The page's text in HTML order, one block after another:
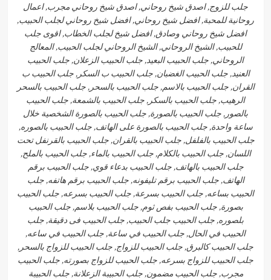
جلب للزوج, اصدق شيخ روحاني, اصدق شيخ روحاني مجرب, اعمال
روحانية للمحبة, افضل شيخ روحاني, افضل شيخ روحاني لجلب الحبيب,
افضل شيخ روحاني وصادق, افضل شيخ لجلب الخطاب, اقوى جلب
للحبيب, الشيخ الروحاني, الشيخ الروحاني لجلب الحبيب, المعالج
الروحاني, جلب الحبيب البعيد, جلب الحبيب الزعلان, جلب الحبيب
العنيد, جلب الحبيب الغضبان, جلب الحبيب ب السكر, جلب الحبيب ب
القران, جلب الحبيب بالاسم, جلب الحبيب بالسحر, جلب الحبيب بالسحر
الرهيب, جلب الحبيب بالسكر, جلب الحبيب بالشمعة, جلب الحبيب
بالصور, جلب الحبيب بالصورة, جلب الحبيب بالصورة الشخصية خلال
ساعة واحدة, جلب الحبيب بالصورة على الهاتف, جلب الحبيب بالصوره,
جلب الحبيب بالفلفل, جلب الحبيب بالقران, جلب الحبيب بالقرنفل تحت
اللسان, جلب الحبيب بالكلام, جلب الحبيب بالماء, جلب الحبيب بالملح,
جلب الحبيب بالهاتف, جلب الحبيب بدعاء قوي, جلب الحبيب برقم
الهاتف, جلب الحبيب برقم تليفونه, جلب الحبيب برقم هاتفه, جلب
الحبيب بساعه, جلب الحبيب بسرعة, جلب الحبيب بسرعه, جلب الحبيب
بصورة, جلب الحبيب بفص ثوم, جلب الحبيب بلاسم, جلب الحبيب
بلصوره, جلب الحبيب جلب الحبيب, جلب الحبيب فى دقيقة, جلب
الحبيب في الحال, جلب الحبيب في ساعة, جلب الحبيب في ساعه,
جلب الحبيب كالبرق, جلب الحبيب للزواج, جلب الحبيب للزواج بالسحر,
جلب الحبيب للزواج بسرعه, جلب الحبيب للزواج بصورته, جلب الحبيب
مجرب, جلب الحبيب مضمون, جلب الحبيبة الزعلانة, جلب الحبيبة